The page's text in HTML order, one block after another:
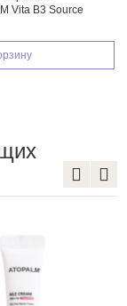
Vita B3 Source